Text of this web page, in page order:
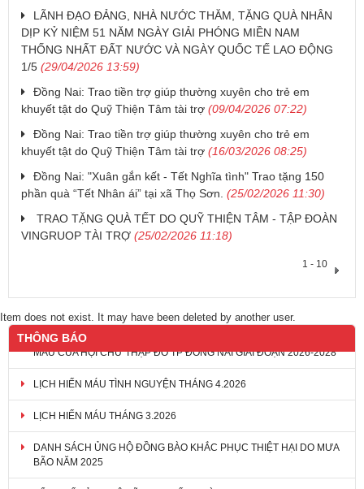
LÃNH ĐẠO ĐẢNG, NHÀ NƯỚC THĂM, TẶNG QUÀ NHÂN
DỊP KỶ NIỆM 51 NĂM NGÀY GIẢI PHÓNG MIỀN NAM
THỐNG NHẤT ĐẤT NƯỚC VÀ NGÀY QUỐC TẾ LAO ĐỘNG
1/5 (29/04/2026 13:59)
Đồng Nai: Trao tiền trợ giúp thường xuyên cho trẻ em
khuyết tật do Quỹ Thiện Tâm tài trợ (09/04/2026 07:22)
Đồng Nai: Trao tiền trợ giúp thường xuyên cho trẻ em
khuyết tật do Quỹ Thiện Tâm tài trợ (16/03/2026 08:25)
Đồng Nai: "Xuân gắn kết - Tết Nghĩa tình" Trao tặng 150
phần quà “Tết Nhân ái” tại xã Thọ Sơn. (25/02/2026 11:30)
​ TRAO TẶNG QUÀ TẾT DO QUỸ THIỆN TÂM - TẬP ĐOÀN
VINGRUOP TÀI TRỢ (25/02/2026 11:18)
1 - 10
Item does not exist. It may have been deleted by another user.
THÔNG BÁO
LỊCH HIẾN MÁU TÌNH NGUYỆN THÁNG 4.2026
LỊCH HIẾN MÁU THÁNG 3.2026
DANH SÁCH ỦNG HỘ ĐỒNG BÀO KHẮC PHỤC THIỆT HẠI DO MƯA
BÃO NĂM 2025
TỔNG KẾT ỦNG HỘ BÃO LỤT ĐẾN NGÀY 31.10.2025